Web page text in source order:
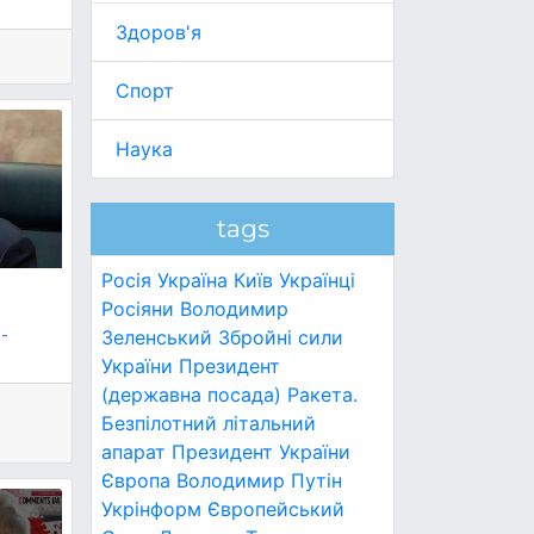
Здоров'я
Спорт
Наука
tags
Росія Україна Київ Українці
Росіяни Володимир
Зеленський Збройні сили
України Президент
(державна посада) Ракета.
Безпілотний літальний
апарат Президент України
Європа Володимир Путін
Укрінформ Європейський